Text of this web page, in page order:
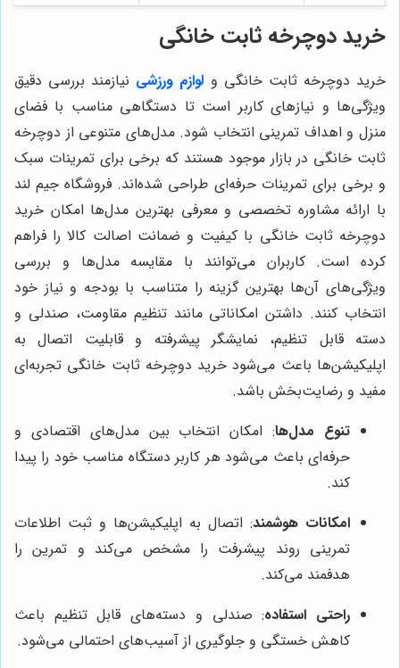
خرید دوچرخه ثابت خانگی
خرید دوچرخه ثابت خانگی و لوازم ورزشی نیازمند بررسی دقیق
ویژگی‌ها و نیازهای کاربر است تا دستگاهی مناسب با فضای
منزل و اهداف تمرینی انتخاب شود. مدل‌های متنوعی از دوچرخه
ثابت خانگی در بازار موجود هستند که برخی برای تمرینات سبک
و برخی برای تمرینات حرفه‌ای طراحی شده‌اند. فروشگاه جیم لند
با ارائه مشاوره تخصصی و معرفی بهترین مدل‌ها امکان خرید
دوچرخه ثابت خانگی با کیفیت و ضمانت اصالت کالا را فراهم
کرده است. کاربران می‌توانند با مقایسه مدل‌ها و بررسی
ویژگی‌های آن‌ها بهترین گزینه را متناسب با بودجه و نیاز خود
انتخاب کنند. داشتن امکاناتی مانند تنظیم مقاومت، صندلی و
دسته قابل تنظیم، نمایشگر پیشرفته و قابلیت اتصال به
اپلیکیشن‌ها باعث می‌شود خرید دوچرخه ثابت خانگی تجربه‌ای
مفید و رضایت‌بخش باشد.
تنوع مدل‌ها: امکان انتخاب بین مدل‌های اقتصادی و
حرفه‌ای باعث می‌شود هر کاربر دستگاه مناسب خود را پیدا
کند.
امکانات هوشمند: اتصال به اپلیکیشن‌ها و ثبت اطلاعات
تمرینی روند پیشرفت را مشخص می‌کند و تمرین را
هدفمند می‌کند.
راحتی استفاده: صندلی و دسته‌های قابل تنظیم باعث
کاهش خستگی و جلوگیری از آسیب‌های احتمالی می‌شود.